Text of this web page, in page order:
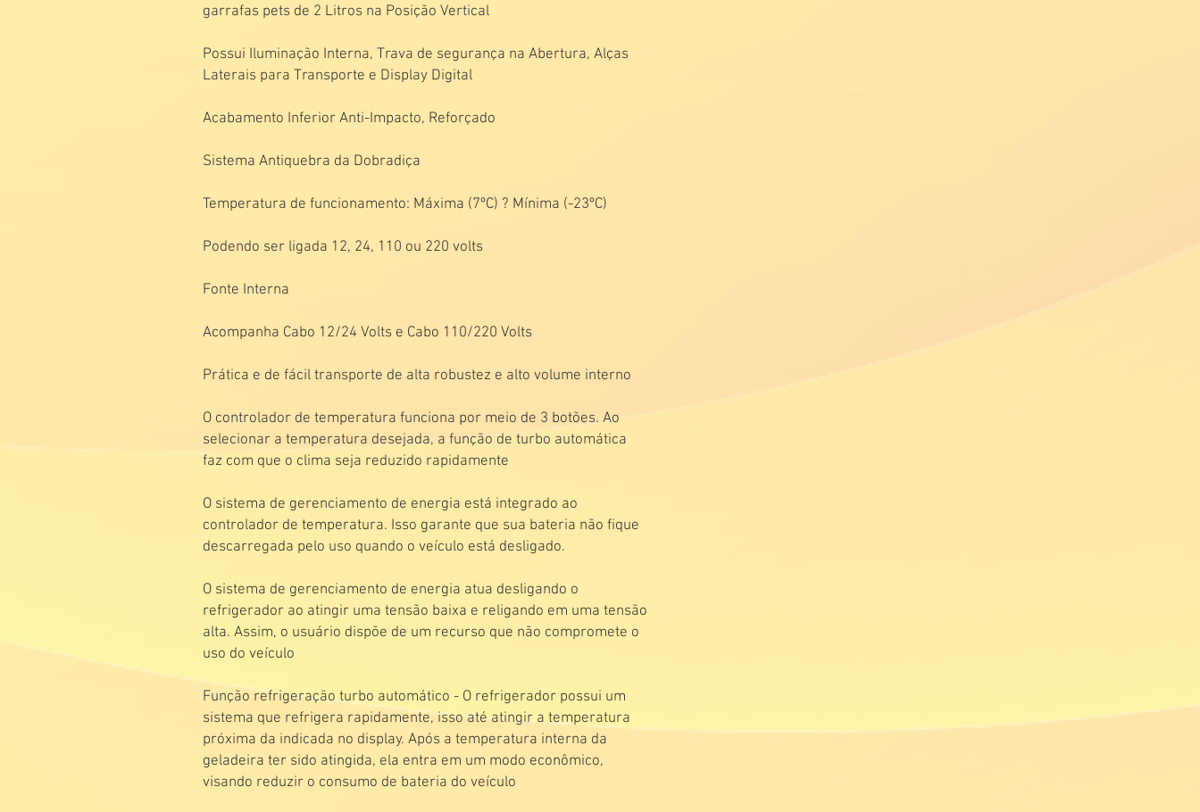
garrafas pets de 2 Litros na Posição Vertical
Possui Iluminação Interna, Trava de segurança na Abertura, Alças
Laterais para Transporte e Display Digital
Acabamento Inferior Anti-Impacto, Reforçado
Sistema Antiquebra da Dobradiça
Temperatura de funcionamento: Máxima (7ºC) ? Mínima (-23ºC)
Podendo ser ligada 12, 24, 110 ou 220 volts
Fonte Interna
Acompanha Cabo 12/24 Volts e Cabo 110/220 Volts
Prática e de fácil transporte de alta robustez e alto volume interno
O controlador de temperatura funciona por meio de 3 botões. Ao
selecionar a temperatura desejada, a função de turbo automática
faz com que o clima seja reduzido rapidamente
O sistema de gerenciamento de energia está integrado ao
controlador de temperatura. Isso garante que sua bateria não fique
descarregada pelo uso quando o veículo está desligado.
O sistema de gerenciamento de energia atua desligando o
refrigerador ao atingir uma tensão baixa e religando em uma tensão
alta. Assim, o usuário dispõe de um recurso que não compromete o
uso do veículo
Função refrigeração turbo automático - O refrigerador possui um
sistema que refrigera rapidamente, isso até atingir a temperatura
próxima da indicada no display. Após a temperatura interna da
geladeira ter sido atingida, ela entra em um modo econômico,
visando reduzir o consumo de bateria do veículo